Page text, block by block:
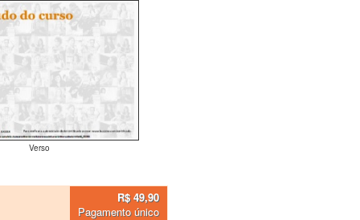
Verso
R$ 49,90
Pagamento único